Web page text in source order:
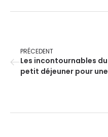
PRÉCEDENT
Les incontournables du
petit déjeuner pour une